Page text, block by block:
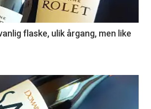
flaske, ulik årgang, men like